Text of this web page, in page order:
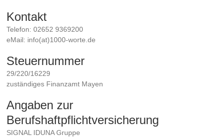
Kontakt
Telefon: 02652 9369200
eMail: info(at)1000-worte.de
Steuernummer
29/220/16229
zuständiges Finanzamt Mayen
Angaben zur
Berufshaftpflichtversicherung
SIGNAL IDUNA Gruppe